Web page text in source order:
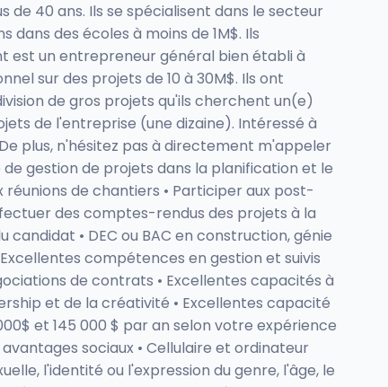
40 ans. Ils se spécialisent dans le secteur
des écoles à moins de 1M$. Ils
est un entrepreneur général bien établi à
sur des projets de 10 à 30M$. Ils ont
de gros projets qu'ils cherchent un(e)
de l'entreprise (une dizaine). Intéressé à
plus, n'hésitez pas à directement m'appeler
gestion de projets dans la planification et le
réunions de chantiers • Participer aux post-
des comptes-rendus des projets à la
• DEC ou BAC en construction, génie
compétences en gestion et suivis
de contrats • Excellentes capacités à
et de la créativité • Excellentes capacité
et 145 000 $ par an selon votre expérience
sociaux • Cellulaire et ordinateur
l'identité ou l'expression du genre, l'âge, le